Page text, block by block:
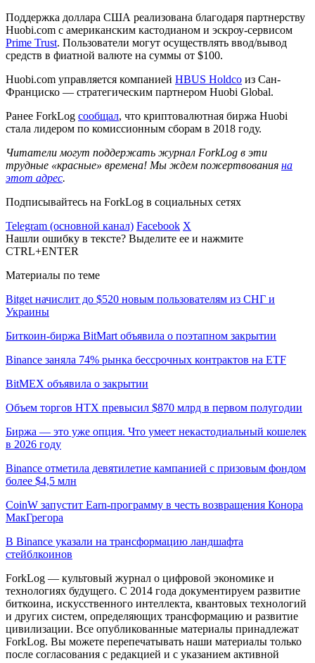
Поддержка доллара США реализована благодаря партнерству
Huobi.com с американским кастодианом и эскроу-сервисом
Prime Trust. Пользователи могут осуществлять ввод/вывод
средств в фиатной валюте на суммы от $100.
Huobi.com управляется компанией HBUS Holdco из Сан-
Франциско — стратегическим партнером Huobi Global.
Ранее ForkLog сообщал, что криптовалютная биржа Huobi
стала лидером по комиссионным сборам в 2018 году.
Читатели могут поддержать журнал ForkLog в эти
трудные «красные» времена! Мы ждем пожертвования на
этот адрес.
Подписывайтесь на ForkLog в социальных сетях
Telegram (основной канал) Facebook X
Нашли ошибку в тексте? Выделите ее и нажмите
CTRL+ENTER
Материалы по теме
Bitget начислит до $520 новым пользователям из СНГ и
Украины
Биткоин-биржа BitMart объявила о поэтапном закрытии
Binance заняла 74% рынка бессрочных контрактов на ETF
BitMEX объявила о закрытии
Объем торгов HTX превысил $870 млрд в первом полугодии
Биржа — это уже опция. Что умеет некастодиальный кошелек
в 2026 году
Binance отметила девятилетие кампанией с призовым фондом
более $4,5 млн
CoinW запустит Earn-программу в честь возвращения Конора
МакГрегора
В Binance указали на трансформацию ландшафта
стейблкоинов
ForkLog — культовый журнал о цифровой экономике и
технологиях будущего. С 2014 года документируем развитие
биткоина, искусственного интеллекта, квантовых технологий
и других систем, определяющих трансформацию и развитие
цивилизации. Все опубликованные материалы принадлежат
ForkLog. Вы можете перепечатывать наши материалы только
после согласования с редакцией и с указанием активной